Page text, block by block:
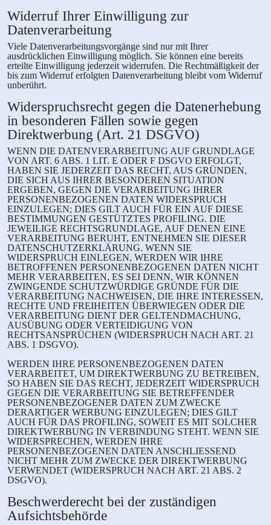
Widerruf Ihrer Einwilligung zur
Datenverarbeitung
Viele Datenverarbeitungsvorgänge sind nur mit Ihrer
ausdrücklichen Einwilligung möglich. Sie können eine bereits
erteilte Einwilligung jederzeit widerrufen. Die Rechtmäßigkeit der
bis zum Widerruf erfolgten Datenverarbeitung bleibt vom Widerruf
unberührt.
Widerspruchsrecht gegen die Datenerhebung
in besonderen Fällen sowie gegen
Direktwerbung (Art. 21 DSGVO)
WENN DIE DATENVERARBEITUNG AUF GRUNDLAGE
VON ART. 6 ABS. 1 LIT. E ODER F DSGVO ERFOLGT,
HABEN SIE JEDERZEIT DAS RECHT, AUS GRÜNDEN,
DIE SICH AUS IHRER BESONDEREN SITUATION
ERGEBEN, GEGEN DIE VERARBEITUNG IHRER
PERSONENBEZOGENEN DATEN WIDERSPRUCH
EINZULEGEN; DIES GILT AUCH FÜR EIN AUF DIESE
BESTIMMUNGEN GESTÜTZTES PROFILING. DIE
JEWEILIGE RECHTSGRUNDLAGE, AUF DENEN EINE
VERARBEITUNG BERUHT, ENTNEHMEN SIE DIESER
DATENSCHUTZERKLÄRUNG. WENN SIE
WIDERSPRUCH EINLEGEN, WERDEN WIR IHRE
BETROFFENEN PERSONENBEZOGENEN DATEN NICHT
MEHR VERARBEITEN, ES SEI DENN, WIR KÖNNEN
ZWINGENDE SCHUTZWÜRDIGE GRÜNDE FÜR DIE
VERARBEITUNG NACHWEISEN, DIE IHRE INTERESSEN,
RECHTE UND FREIHEITEN ÜBERWIEGEN ODER DIE
VERARBEITUNG DIENT DER GELTENDMACHUNG,
AUSÜBUNG ODER VERTEIDIGUNG VON
RECHTSANSPRÜCHEN (WIDERSPRUCH NACH ART. 21
ABS. 1 DSGVO).
WERDEN IHRE PERSONENBEZOGENEN DATEN
VERARBEITET, UM DIREKTWERBUNG ZU BETREIBEN,
SO HABEN SIE DAS RECHT, JEDERZEIT WIDERSPRUCH
GEGEN DIE VERARBEITUNG SIE BETREFFENDER
PERSONENBEZOGENER DATEN ZUM ZWECKE
DERARTIGER WERBUNG EINZULEGEN; DIES GILT
AUCH FÜR DAS PROFILING, SOWEIT ES MIT SOLCHER
DIREKTWERBUNG IN VERBINDUNG STEHT. WENN SIE
WIDERSPRECHEN, WERDEN IHRE
PERSONENBEZOGENEN DATEN ANSCHLIESSEND
NICHT MEHR ZUM ZWECKE DER DIREKTWERBUNG
VERWENDET (WIDERSPRUCH NACH ART. 21 ABS. 2
DSGVO).
Beschwerde­recht bei der zuständigen
Aufsichts­behörde